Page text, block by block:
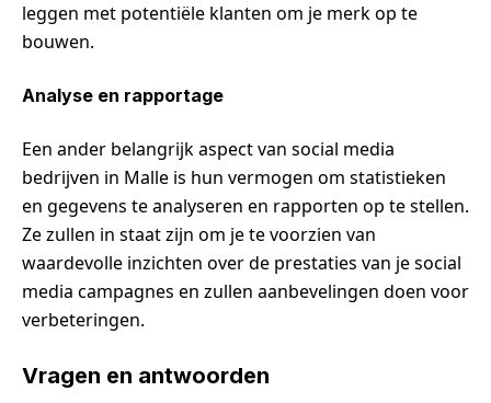
leggen met potentiële klanten om je merk op te
bouwen.
Analyse en rapportage
Een ander belangrijk aspect van social media
bedrijven in Malle is hun vermogen om statistieken
en gegevens te analyseren en rapporten op te stellen.
Ze zullen in staat zijn om je te voorzien van
waardevolle inzichten over de prestaties van je social
media campagnes en zullen aanbevelingen doen voor
verbeteringen.
Vragen en antwoorden